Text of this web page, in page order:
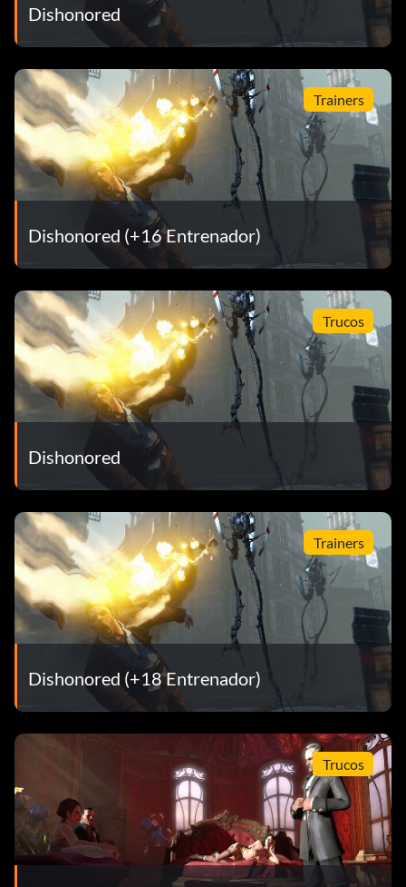
Dishonored
Trainers
Dishonored (+16 Entrenador)
Trucos
Dishonored
Trainers
Dishonored (+18 Entrenador)
Trucos